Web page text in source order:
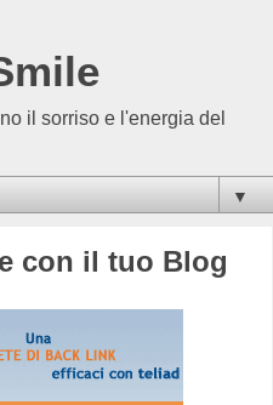
il sorriso e l'energia del
▼
con il tuo Blog